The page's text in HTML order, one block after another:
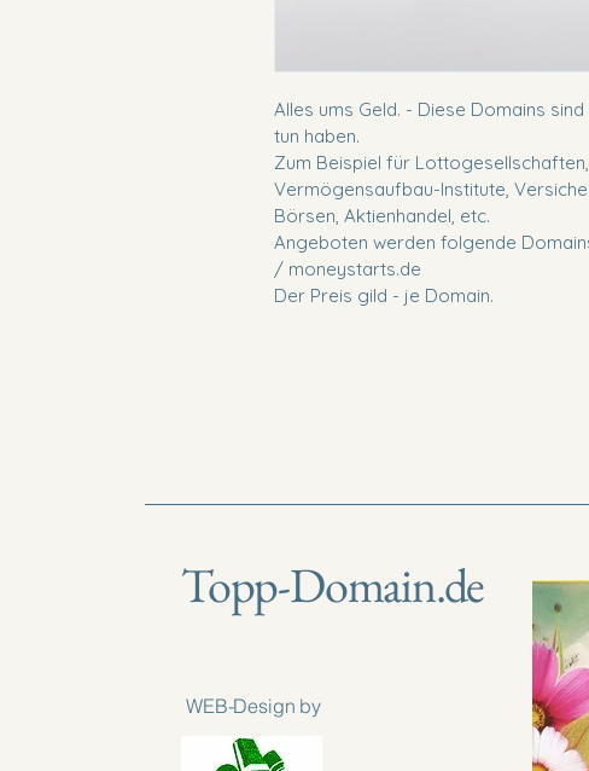
Alles ums Geld. - Diese Domains
tun haben.
Zum Beispiel für
Vermögensaufbau-Institute,
Börsen, Aktienhandel, etc.
Angeboten werden folgende
/ moneystarts.de
Der Preis gild - je Domain.
Topp-Domain.de
WEB-Design by